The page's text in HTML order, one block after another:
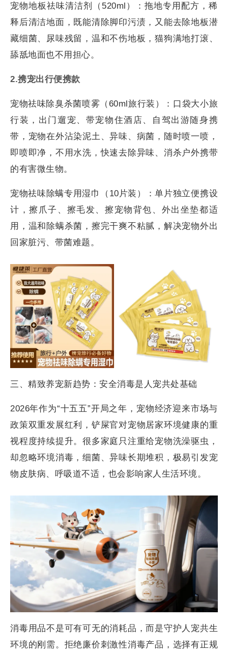
宠物地板祛味清洁剂（520ml）：拖地专用配方，稀
释后清洁地面，既能清除脚印污渍，又能去除地板潜
藏细菌、尿味残留，温和不伤地板，猫狗满地打滚、
舔舐地面也不用担心。
2.携宠出行便携款
宠物祛味除臭杀菌喷雾（60ml旅行装）：口袋大小旅
行装，出门遛宠、带宠物住酒店、自驾出游随身携
带，宠物在外沾染泥土、异味、病菌，随时喷一喷，
即喷即净，不用水洗，快速去除异味、消杀户外携带
的有害微生物。
宠物祛味除螨专用湿巾（10片装）：单片独立便携设
计，擦爪子、擦毛发、擦宠物背包、外出坐垫都适
用，温和除螨杀菌，擦完干爽不粘腻，解决宠物外出
回家脏污、带菌难题。
三、精致养宠新趋势：安全消毒是人宠共处基础
2026年作为“十五五”开局之年，宠物经济迎来市场与
政策双重发展红利，铲屎官对宠物居家环境健康的重
视程度持续提升。很多家庭只注重给宠物洗澡驱虫，
却忽略环境消毒，细菌、异味长期堆积，极易引发宠
物皮肤病、呼吸道不适，也会影响家人生活环境。
消毒用品不是可有可无的消耗品，而是守护人宠共生
环境的刚需。拒绝廉价刺激性消毒产品，选择有正规